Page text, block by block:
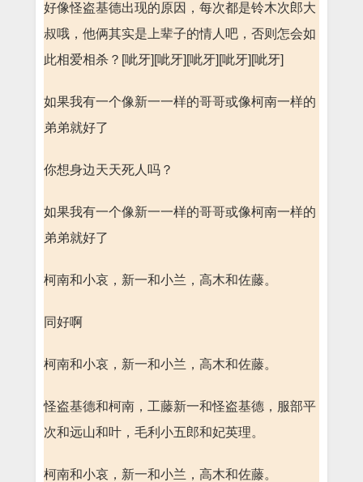
好像怪盗基德出现的原因，每次都是铃木次郎大
叔哦，他俩其实是上辈子的情人吧，否则怎会如
此相爱相杀？[呲牙][呲牙][呲牙][呲牙][呲牙]
如果我有一个像新一一样的哥哥或像柯南一样的
弟弟就好了
你想身边天天死人吗？
如果我有一个像新一一样的哥哥或像柯南一样的
弟弟就好了
柯南和小哀，新一和小兰，高木和佐藤。
同好啊
柯南和小哀，新一和小兰，高木和佐藤。
怪盗基德和柯南，工藤新一和怪盗基德，服部平
次和远山和叶，毛利小五郎和妃英理。
柯南和小哀，新一和小兰，高木和佐藤。